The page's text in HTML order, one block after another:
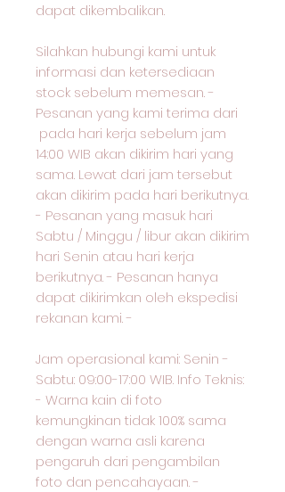
dapat dikembalikan.
Silahkan hubungi kami untuk
informasi dan ketersediaan
stock sebelum memesan. -
Pesanan yang kami terima dari
pada hari kerja sebelum jam
14:00 WIB akan dikirim hari yang
sama. Lewat dari jam tersebut
akan dikirim pada hari berikutnya.
- Pesanan yang masuk hari
Sabtu / Minggu / libur akan dikirim
hari Senin atau hari kerja
berikutnya. - Pesanan hanya
dapat dikirimkan oleh ekspedisi
rekanan kami. -
Jam operasional kami: Senin -
Sabtu: 09:00-17:00 WIB. Info Teknis:
- Warna kain di foto
kemungkinan tidak 100% sama
dengan warna asli karena
pengaruh dari pengambilan
foto dan pencahayaan. -